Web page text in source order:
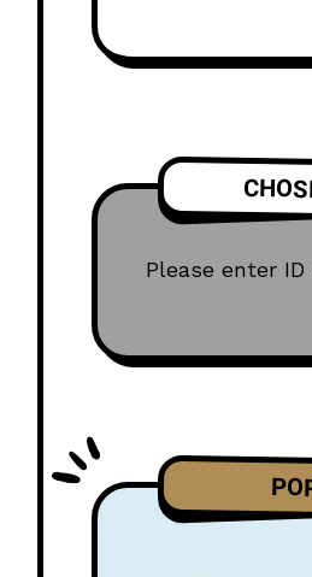
Please enter